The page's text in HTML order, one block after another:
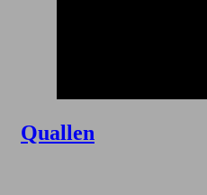
Quallen